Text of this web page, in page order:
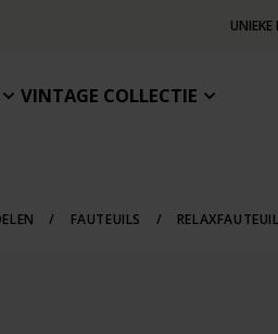
UNIEKE
VINTAGE COLLECTIE
/ FAUTEUILS /